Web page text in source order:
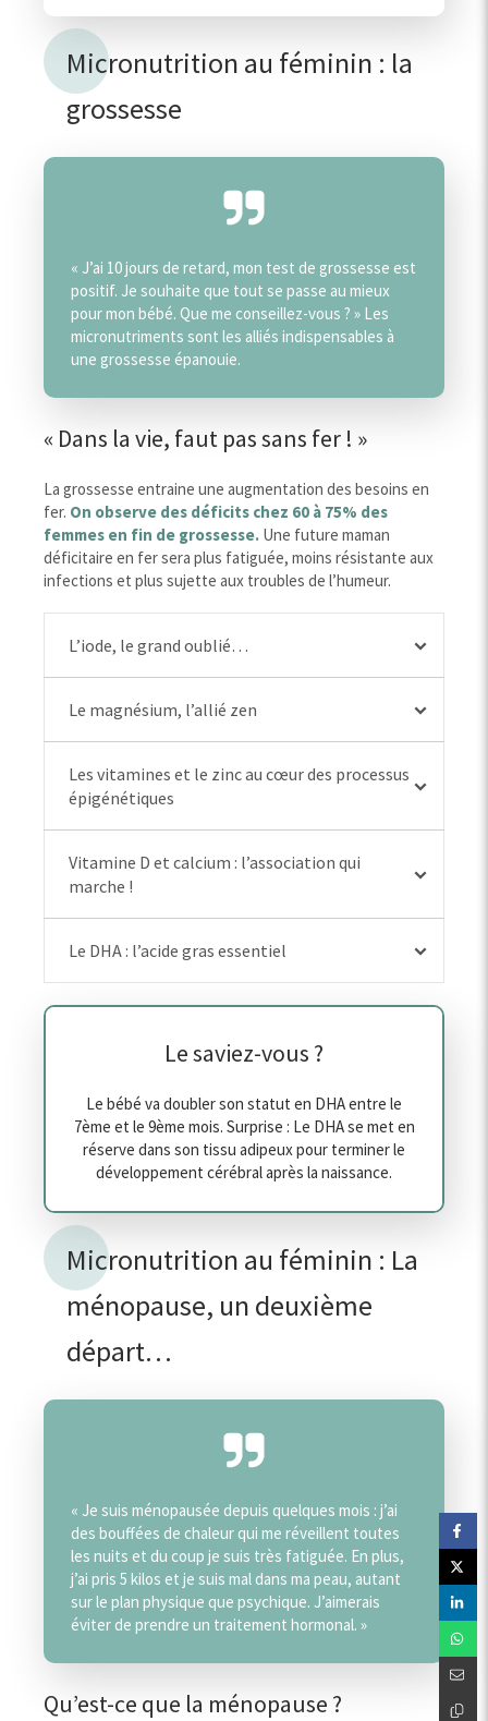
Micronutrition au féminin : la
grossesse
« J’ai 10 jours de retard, mon test de grossesse est
positif. Je souhaite que tout se passe au mieux
pour mon bébé. Que me conseillez-vous ? » Les
micronutriments sont les alliés indispensables à
une grossesse épanouie.
« Dans la vie, faut pas sans fer ! »
La grossesse entraine une augmentation des besoins en
fer. On observe des déficits chez 60 à 75% des
femmes en fin de grossesse. Une future maman
déficitaire en fer sera plus fatiguée, moins résistante aux
infections et plus sujette aux troubles de l’humeur.
L’iode, le grand oublié…
Le magnésium, l’allié zen
Les vitamines et le zinc au cœur des processus
épigénétiques
Vitamine D et calcium : l’association qui
marche !
Le DHA : l’acide gras essentiel
Le saviez-vous ?
Le bébé va doubler son statut en DHA entre le
7ème et le 9ème mois. Surprise : Le DHA se met en
réserve dans son tissu adipeux pour terminer le
développement cérébral après la naissance.
Micronutrition au féminin : La
ménopause, un deuxième
départ…
« Je suis ménopausée depuis quelques mois : j’ai
des bouffées de chaleur qui me réveillent toutes
les nuits et du coup je suis très fatiguée. En plus,
j’ai pris 5 kilos et je suis mal dans ma peau, autant
sur le plan physique que psychique. J’aimerais
éviter de prendre un traitement hormonal. »
Qu’est-ce que la ménopause ?